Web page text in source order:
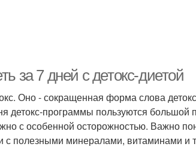
за 7 дней с детокс-диетой
Оно - сокращенная форма слова
детокс-программы пользуются большой
с особенной осторожностью. Важно
полезными минералами, витаминами и